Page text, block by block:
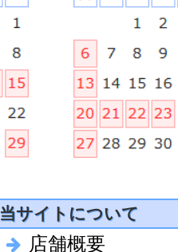
当サイトについて
店舗概要